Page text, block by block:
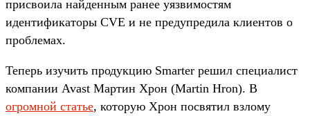
присвоила найденным ранее уязвимостям
идентификаторы CVE и не предупредила клиентов о
проблемах.
Теперь изучить продукцию Smarter решил специалист
компании Avast Мартин Хрон (Martin Hron). В
огромной статье, которую Хрон посвятил взлому